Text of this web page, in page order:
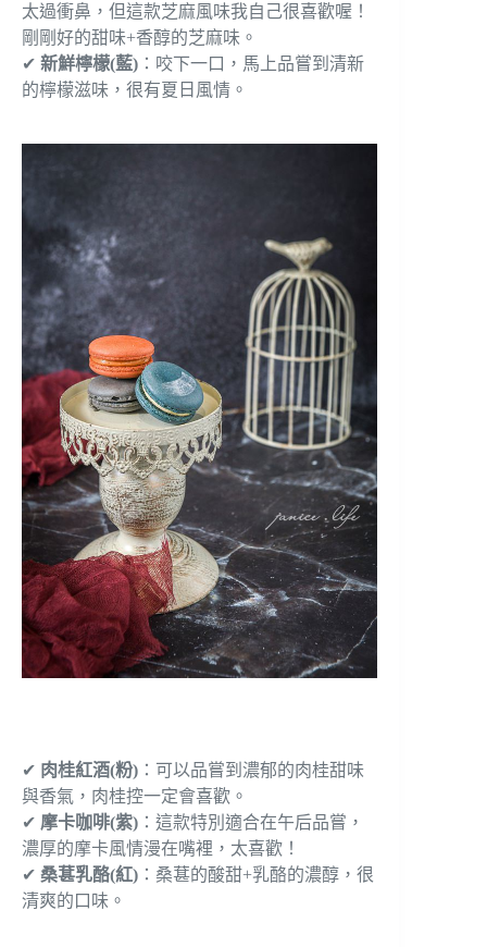
太過衝鼻，但這款芝麻風味我自己很喜歡喔！
剛剛好的甜味+香醇的芝麻味。
✔ 新鮮檸檬(藍) ：咬下一口，馬上品嘗到清新
的檸檬滋味，很有夏日風情。
✔ 肉桂紅酒(粉) ：可以品嘗到濃郁的肉桂甜味
與香氣，肉桂控一定會喜歡。
✔ 摩卡咖啡(紫) ：這款特別適合在午后品嘗，
濃厚的摩卡風情漫在嘴裡，太喜歡！
✔ 桑葚乳酪(紅) ：桑葚的酸甜+乳酪的濃醇，很
清爽的口味。